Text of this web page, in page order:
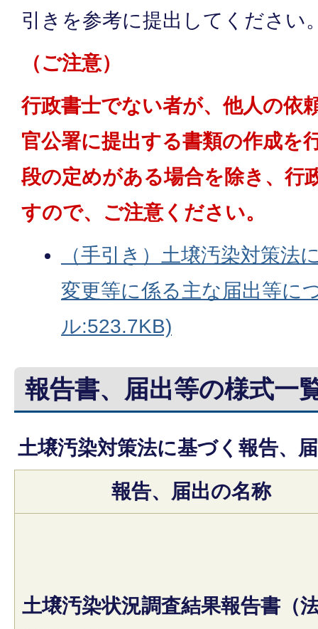
引きを参考に提出してください
（ご注意）
行政書士でない者が、他人の依
官公署に提出する書類の作成を
段の定めがある場合を除き、行
すので、ご注意ください。
（手引き）土壌汚染対策法
変更等に係る主な届出等に
ル:523.7KB)
報告書、届出等の様式一
土壌汚染対策法に基づく報告、
報告、届出の名称
土壌汚染状況調査結果報告書（